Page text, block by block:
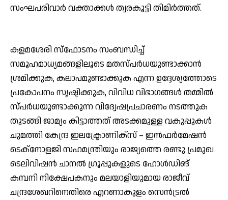
സംഘപരിവാര്‍ വക്താക്കള്‍ ത്വരകൂട്ടി തിമിര്‍ത്തത്.
കളമശേരി സ്ഫോടനം സംബന്ധിച്ച്
സമൂഹമാധ്യമങ്ങളിലൂടെ മതസ്പര്‍ധയുണ്ടാക്കാന്‍
ശ്രമിക്കുക, കലാപമുണ്ടാക്കുക എന്ന ഉദ്ദേശ്യത്തോടെ
പ്രകോപനം സൃഷ്ടിക്കുക, വിവിധ വിഭാഗങ്ങള്‍ തമ്മില്‍
സ്പര്‍ധയുണ്ടാക്കുന്ന വിദ്വേഷപ്രചാരണം നടത്തുക
തുടങ്ങി ജാമ്യം കിട്ടാത്തത് അടക്കമുള്ള വകുപ്പുകള്‍
ചുമത്തി കേന്ദ്ര ഇലക്ട്രോണിക്സ് – ഇന്‍ഫര്‍മേഷന്‍
ടെക്നോളജി സഹമന്ത്രിയും രാജ്യത്തെ രണ്ടു പ്രമുഖ
ടെലിവിഷന്‍ ചാനല്‍ ഗ്രൂപ്പുകളുടെ ഹോള്‍ഡിങ്
കമ്പനി നിക്ഷേപകനും മലയാളിയുമായ രാജീവ്
ചന്ദ്രശേഖറിനെതിരെ എറണാകുളം സെന്‍ട്രല്‍